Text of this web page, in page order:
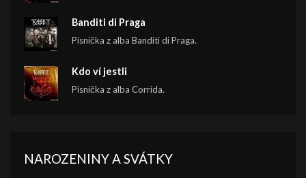
Banditi di Praga
Písnička z alba Banditi di Praga.
Kdo ví jestli
Písnička z alba Corrida.
NAROZENINY A SVÁTKY